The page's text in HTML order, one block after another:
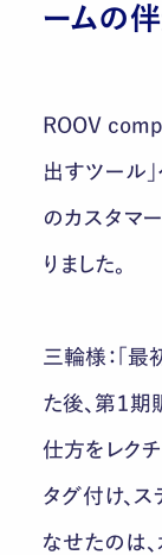
ームの
ROOV
出すツール
のカスタマ
りました。
三輪様：「
た後、第１
仕方をレクチ
タグ付け、
なせたのは